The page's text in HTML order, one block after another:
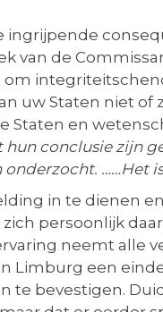
ingrijpende
van de
om
uw Staten niet of
Staten en
hun conclusie zijn
……Het
in te dienen
persoonlijk
neemt alle
Limburg een
te bevestigen.